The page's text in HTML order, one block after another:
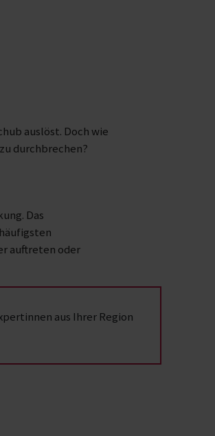
auslöst. Doch wie
durchbrechen?
Das
auftreten oder
aus Ihrer Region